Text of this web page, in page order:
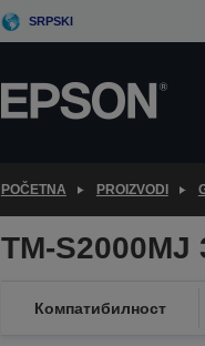
SRPSKI
POČETNA PROIZVODI
TM-S2000MJ
Компатибилност